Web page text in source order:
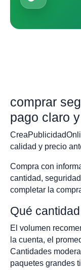
comprar
pago claro
calidad y precio
Compra con
cantidad,
completar la
Qué
El volumen
la cuenta, el
Cantidades
paquetes grandes